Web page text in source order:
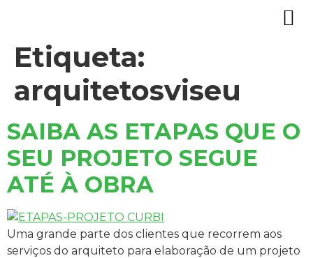
Etiqueta:
arquitetosviseu
SAIBA AS ETAPAS QUE O
SEU PROJETO SEGUE
ATÉ À OBRA
Uma grande parte dos clientes que recorrem aos
serviços do arquiteto para elaboração de um projeto